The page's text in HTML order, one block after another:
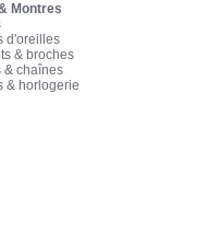
Montres
d'oreilles
& broches
& chaînes
& horlogerie